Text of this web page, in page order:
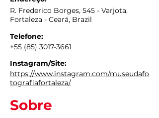
R. Frederico Borges, 545 - Varjota,
Fortaleza - Ceará, Brazil
Telefone:
+55 (85) 3017-3661
Instagram/Site:
https://www.instagram.com/museudafo
tografiafortaleza/
Sobre